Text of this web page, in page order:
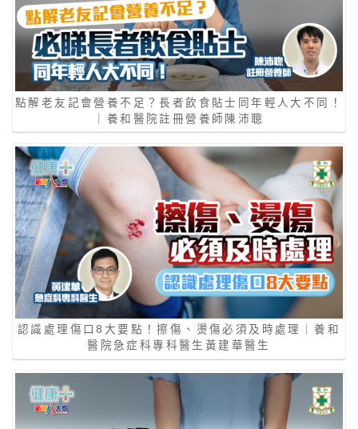
點解老友記會營養不足？長者飲食貼士同年輕人大不同！
｜養和醫院註冊營養師陳沛聰
認識處理傷口8大要點！擦傷、燙傷必須及時處理｜養和
醫院急症科專科醫生黃建華醫生